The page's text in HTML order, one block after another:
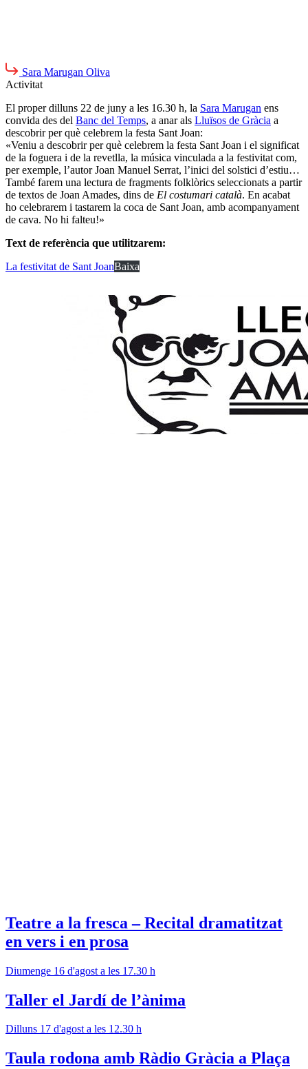
Sara Marugan Oliva
Activitat
El proper dilluns 22 de juny a les 16.30 h, la Sara Marugan ens
convida des del Banc del Temps, a anar als Lluïsos de Gràcia a
descobrir per què celebrem la festa Sant Joan:
«Veniu a descobrir per què celebrem la festa Sant Joan i el significat
de la foguera i de la revetlla, la música vinculada a la festivitat com,
per exemple, l’autor Joan Manuel Serrat, l’inici del solstici d’estiu…
També farem una lectura de fragments folklòrics seleccionats a partir
de textos de Joan Amades, dins de El costumari català. En acabat
ho celebrarem i tastarem la coca de Sant Joan, amb acompanyament
de cava. No hi falteu!»
Text de referència que utilitzarem:
La festivitat de Sant JoanBaixa
Teatre a la fresca – Recital dramatitzat
en vers i en prosa
Diumenge 16 d'agost a les 17.30 h
Taller el Jardí de l’ànima
Dilluns 17 d'agost a les 12.30 h
Taula rodona amb Ràdio Gràcia a Plaça